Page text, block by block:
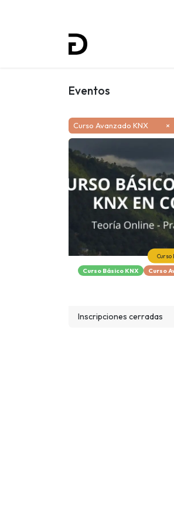
Eventos
Curso Avanzado KNX ×
Curso
Curso Básico KNX Curso
Inscripciones cerradas